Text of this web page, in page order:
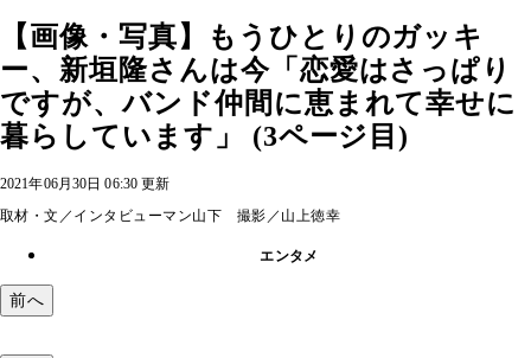
【画像・写真】もうひとりのガッキ
ー、新垣隆さんは今「恋愛はさっぱり
ですが、バンド仲間に恵まれて幸せに
暮らしています」 (3ページ目)
2021年06月30日 06:30 更新
取材・文／インタビューマン山下 撮影／山上徳幸
エンタメ
前へ